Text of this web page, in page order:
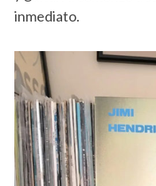
inmediato.